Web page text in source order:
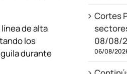
de alta
los
durante
Cortes
08/08/
06/08/